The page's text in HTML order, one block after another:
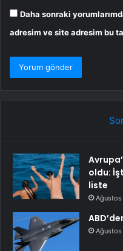
Daha sonraki
adresim ve site adresim bu
oldu:
liste